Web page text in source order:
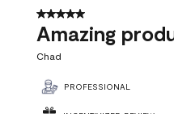
5 out of 5 stars.
Amazing
Chad
PROFESSIONAL